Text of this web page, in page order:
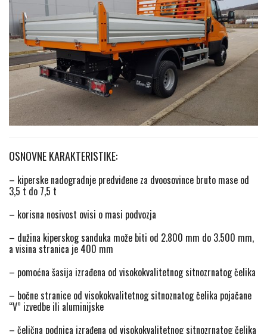
OSNOVNE KARAKTERISTIKE:
– kiperske nadogradnje predviđene za dvoosovince bruto mase od
3,5 t do 7,5 t
– korisna nosivost ovisi o masi podvozja
– dužina kiperskog sanduka može biti od 2.800 mm do 3.500 mm,
a visina stranica je 400 mm
– pomoćna šasija izrađena od visokokvalitetnog sitnozrnatog čelika
– bočne stranice od visokokvalitetnog sitnoznatog čelika pojačane
“V” izvedbe ili aluminijske
– čelična podnica izrađena od visokokvalitetnog sitnozrnatog čelika